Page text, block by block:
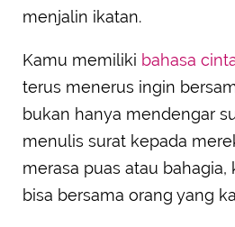
menjalin ikatan.
Kamu memiliki bahasa
terus menerus ingin
bukan hanya mendengar
menulis surat kepada
merasa puas atau
bisa bersama orang yang